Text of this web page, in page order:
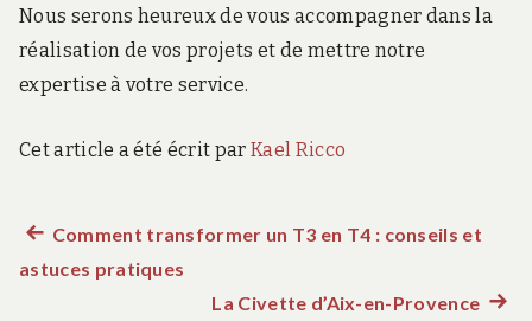
Nous serons heureux de vous accompagner dans la
réalisation de vos projets et de mettre notre
expertise à votre service.
Cet article a été écrit par Kael Ricco
Navigation
Article
précédent :
Comment transformer un T3 en T4 : conseils et
astuces pratiques
La Civette d’Aix-en-Provence